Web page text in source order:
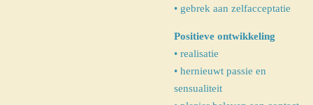
• gebrek aan zelfacceptatie
Positieve ontwikkeling
• realisatie
• hernieuwt passie en
sensualiteit